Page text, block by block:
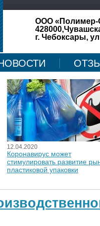
ООО «Полимер-
г. Чебоксары,
12.04.2020
Коронавирус может
стимулировать развитие
пластиковой упаковки